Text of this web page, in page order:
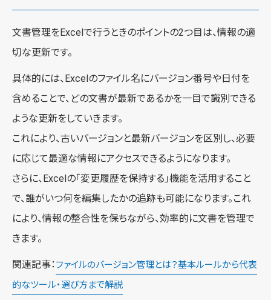
文書管理をExcelで行うときのポイントの2つ目は、情報の適
切な更新です。
具体的には、Excelのファイル名にバージョン番号や日付を
含めることで、どの文書が最新であるかを一目で識別できる
ような更新をしていきます。
これにより、古いバージョンと最新バージョンを区別し、必要
に応じて最適な情報にアクセスできるようになります。
さらに、Excelの「変更履歴を保持する」機能を活用すること
で、誰がいつ何を編集したかの追跡も可能になります。これ
により、情報の整合性を保ちながら、効率的に文書を管理で
きます。
関連記事： ファイルのバージョン管理とは？基本ルールから代表
的なツール・選び方まで解説